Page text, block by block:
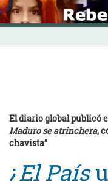
Skip
to
content
INICIO
El diario global publicó
Maduro se atrinchera,
chavista”
¿El País